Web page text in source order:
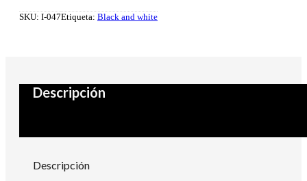
Youth
SKU: I-047Etiqueta: Black and white
Descripción
Descripción